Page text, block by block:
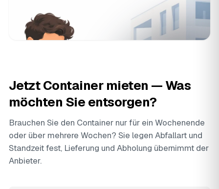
Jetzt Container mieten — Was
möchten Sie entsorgen?
Brauchen Sie den Container nur für ein Wochenende
oder über mehrere Wochen? Sie legen Abfallart und
Standzeit fest, Lieferung und Abholung übernimmt der
Anbieter.